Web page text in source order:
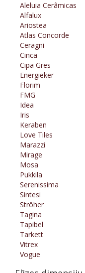
Aleluia Cerâmicas
Alfalux
Ariostea
Atlas Concorde
Ceragni
Cinca
Cipa Gres
Energieker
Florim
FMG
Idea
Iris
Keraben
Love Tiles
Marazzi
Mirage
Mosa
Pukkila
Serenissima
Sintesi
Ströher
Tagina
Tapibel
Tarkett
Vitrex
Vogue